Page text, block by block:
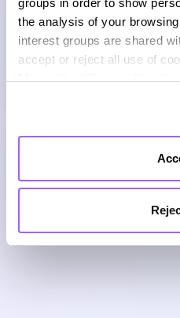
the analysis of your
interest groups are shared
accept or reject all use of
"Accept" or "Reject all"
out more about the use of
Cookies Policy